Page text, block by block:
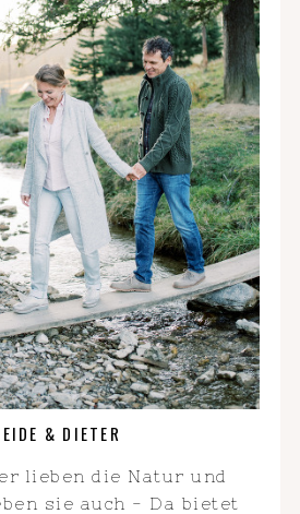
& DIETER
lieben die Natur und
sie auch - Da bietet